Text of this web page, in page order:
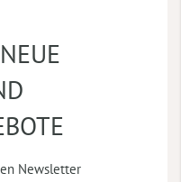
Newsletter